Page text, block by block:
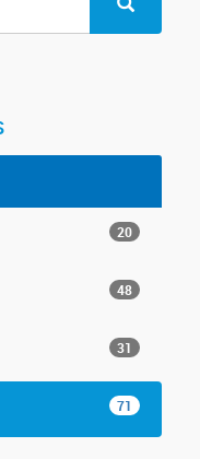
20
48
31
71